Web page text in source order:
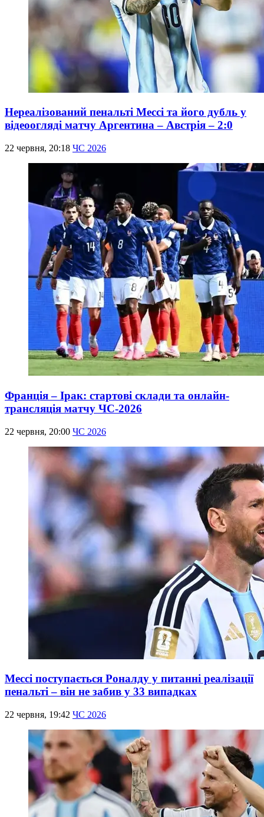
Нереалізований пенальті Мессі та його дубль у
відеоогляді матчу Аргентина – Австрія – 2:0
22 червня, 20:18 ЧС 2026
Франція – Ірак: стартові склади та онлайн-
трансляція матчу ЧС-2026
22 червня, 20:00 ЧС 2026
Мессі поступається Роналду у питанні реалізації
пенальті – він не забив у 33 випадках
22 червня, 19:42 ЧС 2026